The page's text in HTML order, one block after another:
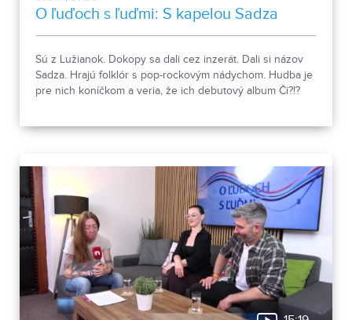
O ľuďoch s ľuďmi: S kapelou Sadza
Sú z Lužianok. Dokopy sa dali cez inzerát. Dali si názov
Sadza. Hrajú folklór s pop-rockovým nádychom. Hudba je
pre nich koníčkom a veria, že ich debutový album Či?!?